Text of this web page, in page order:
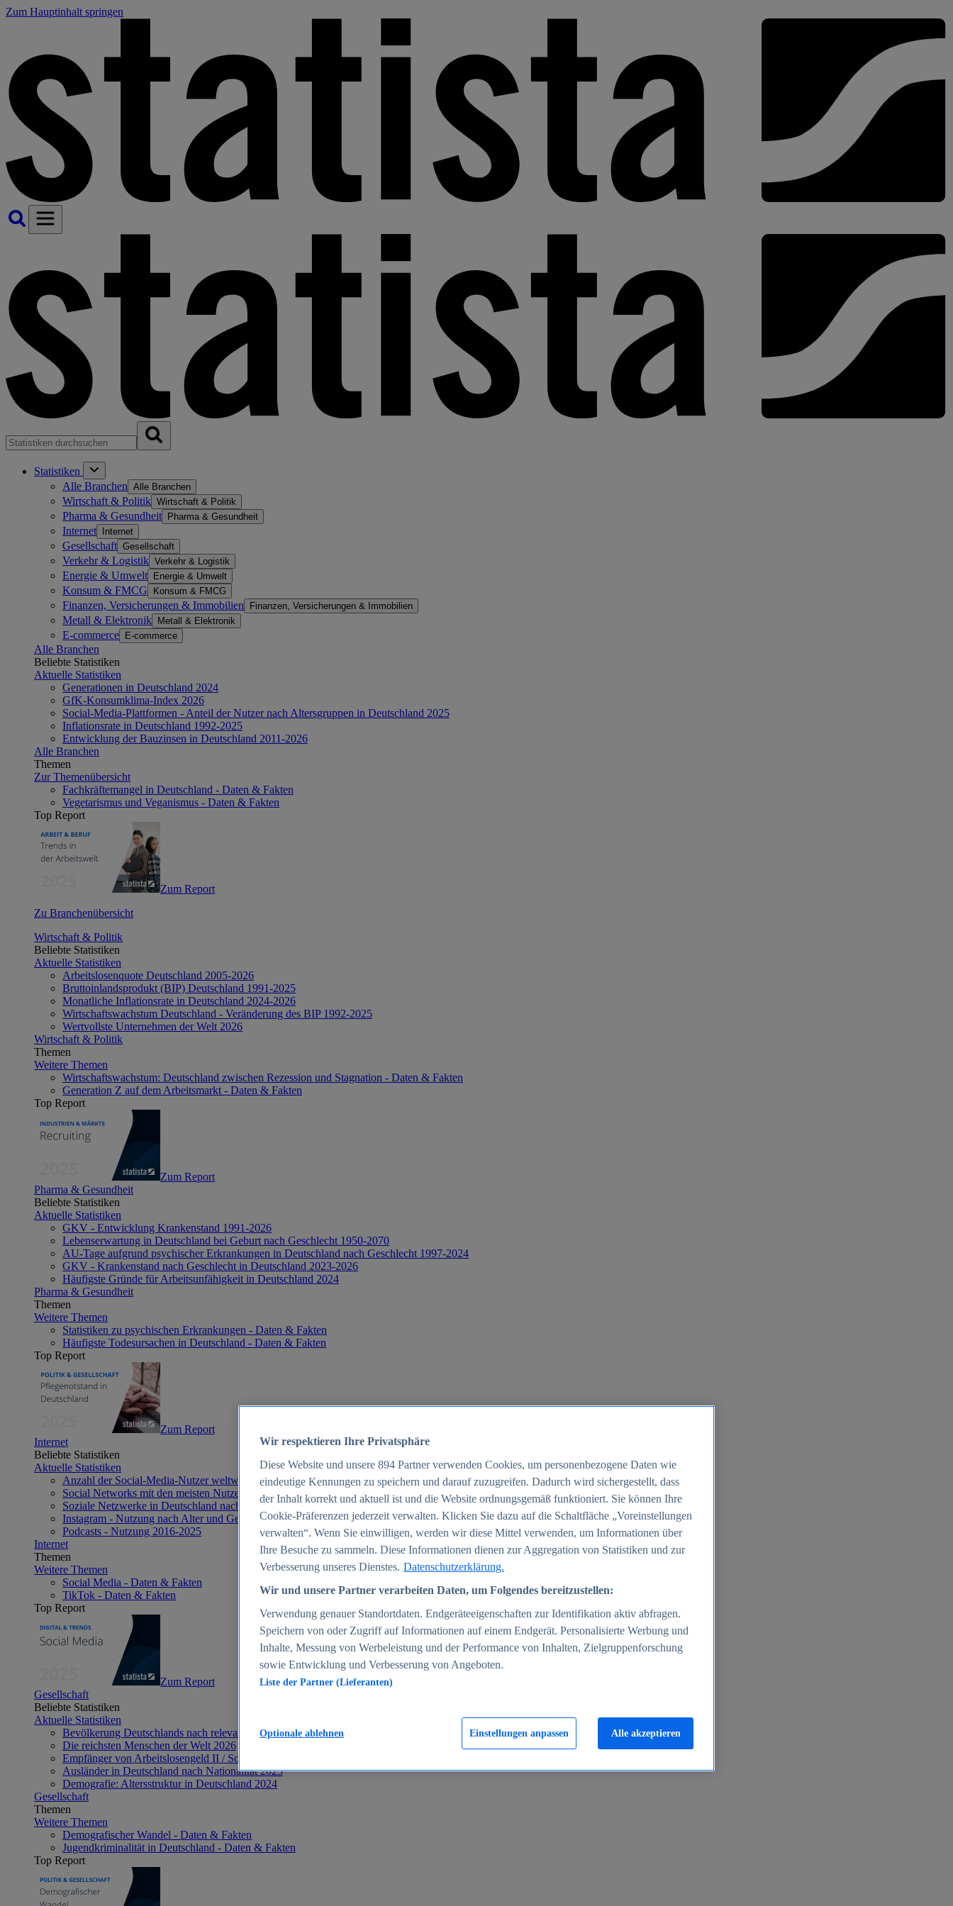
Zum Hauptinhalt springen
Statistiken
Alle Branchen Alle Branchen
Wirtschaft & Politik Wirtschaft & Politik
Pharma & Gesundheit Pharma & Gesundheit
Internet Internet
Gesellschaft Gesellschaft
Verkehr & Logistik Verkehr & Logistik
Energie & Umwelt Energie & Umwelt
Konsum & FMCG Konsum & FMCG
Finanzen, Versicherungen & Immobilien Finanzen, Versicherungen & Immobilien
Metall & Elektronik Metall & Elektronik
E-commerce E-commerce
Alle Branchen
Beliebte Statistiken
Aktuelle Statistiken
Generationen in Deutschland 2024
GfK-Konsumklima-Index 2026
Social-Media-Plattformen - Anteil der Nutzer nach Altersgruppen in Deutschland 2025
Inflationsrate in Deutschland 1992-2025
Entwicklung der Bauzinsen in Deutschland 2011-2026
Alle Branchen
Themen
Zur Themenübersicht
Fachkräftemangel in Deutschland - Daten & Fakten
Vegetarismus und Veganismus - Daten & Fakten
Top Report
Zum Report
Zu Branchenübersicht
Wirtschaft & Politik
Beliebte Statistiken
Aktuelle Statistiken
Arbeitslosenquote Deutschland 2005-2026
Bruttoinlandsprodukt (BIP) Deutschland 1991-2025
Monatliche Inflationsrate in Deutschland 2024-2026
Wirtschaftswachstum Deutschland - Veränderung des BIP 1992-2025
Wertvollste Unternehmen der Welt 2026
Wirtschaft & Politik
Themen
Weitere Themen
Wirtschaftswachstum: Deutschland zwischen Rezession und Stagnation - Daten & Fakten
Generation Z auf dem Arbeitsmarkt - Daten & Fakten
Top Report
Zum Report
Pharma & Gesundheit
Beliebte Statistiken
Aktuelle Statistiken
GKV - Entwicklung Krankenstand 1991-2026
Lebenserwartung in Deutschland bei Geburt nach Geschlecht 1950-2070
AU-Tage aufgrund psychischer Erkrankungen in Deutschland nach Geschlecht 1997-2024
GKV - Krankenstand nach Geschlecht in Deutschland 2023-2026
Häufigste Gründe für Arbeitsunfähigkeit in Deutschland 2024
Pharma & Gesundheit
Themen
Weitere Themen
Statistiken zu psychischen Erkrankungen - Daten & Fakten
Häufigste Todesursachen in Deutschland - Daten & Fakten
Top Report
Zum Report
Internet
Beliebte Statistiken
Aktuelle Statistiken
Anzahl der Social-Media-Nutzer weltweit 2012-2025
Social Networks mit den meisten Nutzern weltweit 2025
Soziale Netzwerke in Deutschland nach Generationen 2025
Instagram - Nutzung nach Alter und Geschlecht in Deutschland 2025
Podcasts - Nutzung 2016-2025
Internet
Themen
Weitere Themen
Social Media - Daten & Fakten
TikTok - Daten & Fakten
Top Report
Zum Report
Gesellschaft
Beliebte Statistiken
Aktuelle Statistiken
Bevölkerung Deutschlands nach relevanten Altersgruppen 2024
Die reichsten Menschen der Welt 2026
Empfänger von Arbeitslosengeld II / Sozialgeld / Bürgergeld in Deutschland 2005-2025
Ausländer in Deutschland nach Nationalität 2025
Demografie: Altersstruktur in Deutschland 2024
Gesellschaft
Themen
Weitere Themen
Demografischer Wandel - Daten & Fakten
Jugendkriminalität in Deutschland - Daten & Fakten
Top Report
Wir respektieren Ihre Privatsphäre
Diese Website und unsere 894 Partner verwenden Cookies, um personenbezogene Daten wie
eindeutige Kennungen zu speichern und darauf zuzugreifen. Dadurch wird sichergestellt, dass
der Inhalt korrekt und aktuell ist und die Website ordnungsgemäß funktioniert. Sie können Ihre
Cookie-Präferenzen jederzeit verwalten. Klicken Sie dazu auf die Schaltfläche „Voreinstellungen
verwalten“. Wenn Sie einwilligen, werden wir diese Mittel verwenden, um Informationen über
Ihre Besuche zu sammeln. Diese Informationen dienen zur Aggregation von Statistiken und zur
Verbesserung unseres Dienstes. Datenschutzerklärung.
Wir und unsere Partner verarbeiten Daten, um Folgendes bereitzustellen:
Verwendung genauer Standortdaten. Endgeräteeigenschaften zur Identifikation aktiv abfragen.
Speichern von oder Zugriff auf Informationen auf einem Endgerät. Personalisierte Werbung und
Inhalte, Messung von Werbeleistung und der Performance von Inhalten, Zielgruppenforschung
sowie Entwicklung und Verbesserung von Angeboten.
Liste der Partner (Lieferanten)
Einstellungen anpassen
Optionale ablehnen Alle akzeptieren